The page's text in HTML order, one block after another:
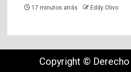
17 minutos atrás Eddy Olivo
Copyright ©